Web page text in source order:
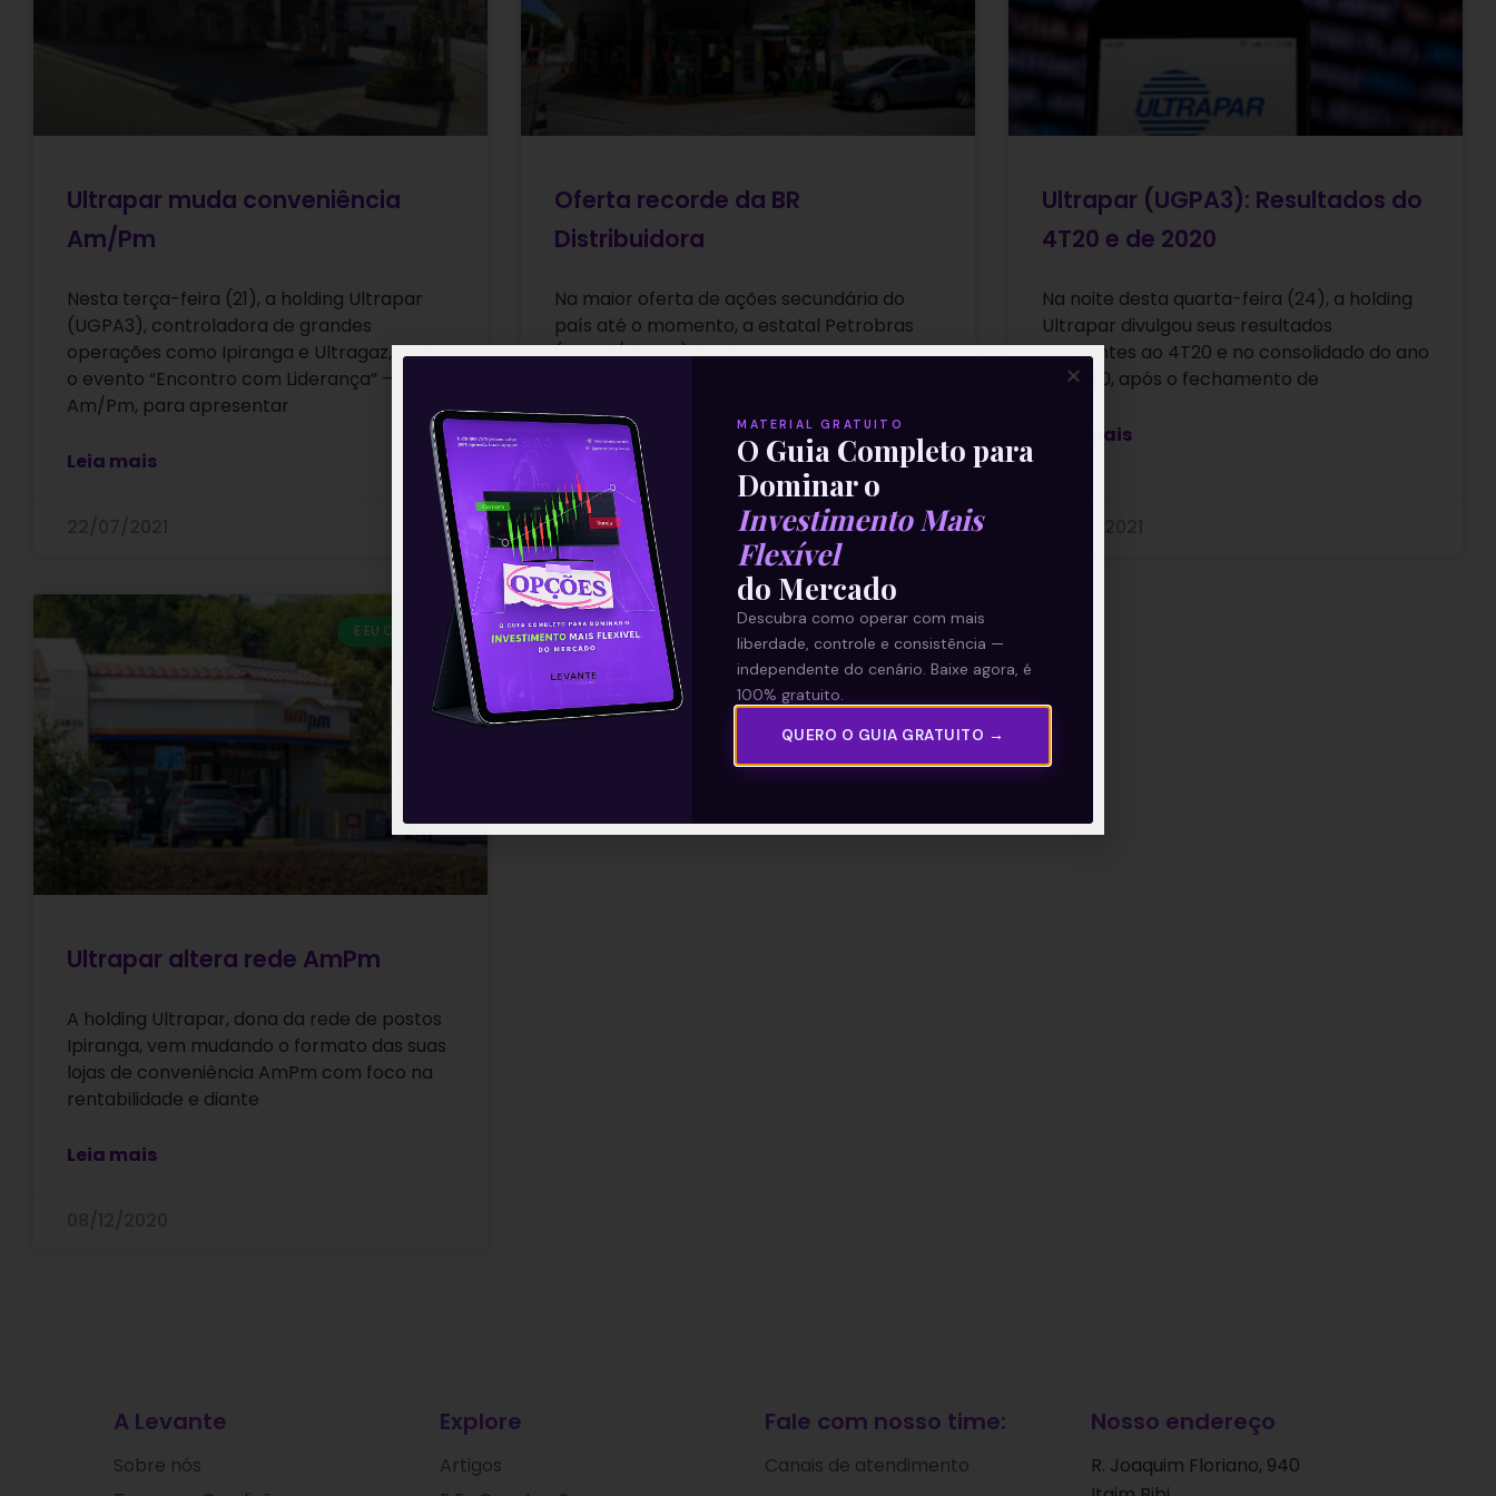
Ultrapar muda conveniência
Am/Pm
Nesta terça-feira (21), a holding Ultrapar
(UGPA3), controladora de grandes
operações como Ipiranga e Ultragaz, sediou
o evento “Encontro com Liderança” –
Am/Pm, para apresentar
Leia mais
Oferta recorde da BR
Distribuidora
Na maior oferta de ações secundária do
país até o momento, a estatal Petrobras
(PETR3/PETR4) finalizou seu
Leia mais
01/07/2021
Ultrapar (UGPA3): Resultados do
4T20 e de 2020
Na noite desta quarta-feira (24), a holding
Ultrapar divulgou seus resultados
referentes ao 4T20 e no consolidado do ano
de 2020, após o fechamento de
Leia mais
E EU COM ISSO
Ultrapar altera rede AmPm
A holding Ultrapar, dona da rede de postos
Ipiranga, vem mudando o formato das suas
lojas de conveniência AmPm com foco na
rentabilidade e diante
Leia mais
A Levante
Sobre nós
Explore
Artigos
Fale com nosso time:
Canais de atendimento
Nosso endereço
R. Joaquim Floriano, 940
MATERIAL GRATUITO
O Guia Completo para
Dominar o
Investimento Mais
Flexível
do Mercado
Descubra como operar com mais
liberdade, controle e consistência —
independente do cenário. Baixe agora, é
100% gratuito.
QUERO O GUIA GRATUITO →